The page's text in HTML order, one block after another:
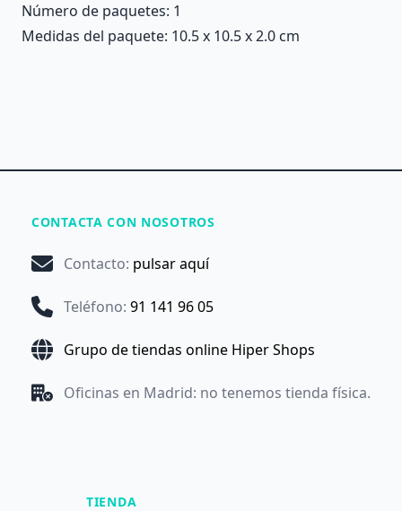
Número de paquetes: 1
Medidas del paquete: 10.5 x 10.5 x 2.0 cm
CONTACTA CON NOSOTROS
Contacto: pulsar aquí
Teléfono: 91 141 96 05
Grupo de tiendas online Hiper Shops
Oficinas en Madrid: no tenemos tienda física.
TIENDA